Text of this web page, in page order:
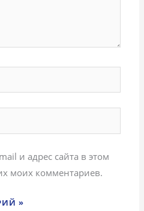
и адрес сайта в этом
моих комментариев.